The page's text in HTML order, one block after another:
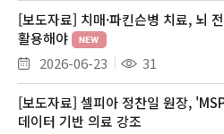
[보도자료] 치매·파킨슨병 치료, 뇌
활용해야
2026-06-23
31
[보도자료] 셀피아 정찬일 원장,
데이터 기반 의료 강조